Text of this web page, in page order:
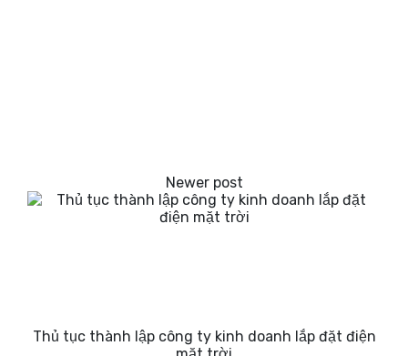
Thủ tục thành lập công ty kinh doanh lắp đặt điện